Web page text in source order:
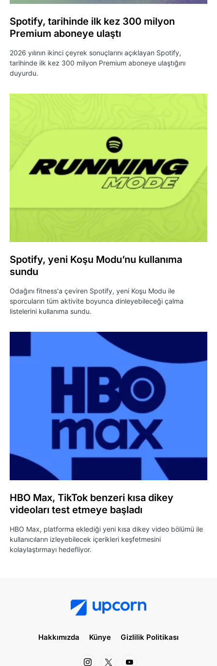
Spotify, tarihinde ilk kez 300 milyon
Premium aboneye ulaştı
2026 yılının ikinci çeyrek sonuçlarını açıklayan Spotify,
tarihinde ilk kez 300 milyon Premium aboneye ulaştığını
duyurdu.
Spotify, yeni Koşu Modu’nu kullanıma
sundu
Odağını fitness'a çeviren Spotify, yeni Koşu Modu ile
sporcuların tüm aktivite boyunca dinleyebileceği çalma
listelerini kullanıma sundu.
HBO Max, TikTok benzeri kısa dikey
videoları test etmeye başladı
HBO Max, platforma eklediği yeni kısa dikey video bölümü ile
kullanıcıların izleyebilecek içerikleri keşfetmesini
kolaylaştırmayı hedefliyor.
Hakkımızda Künye Gizlilik Politikası